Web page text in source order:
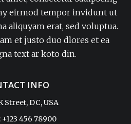
eirmod tempor invidunt ut
aliquyam erat, sed voluptua.
et justo duo dlores et ea
text ar koto din.
INFO
Street, DC, USA
456 78900